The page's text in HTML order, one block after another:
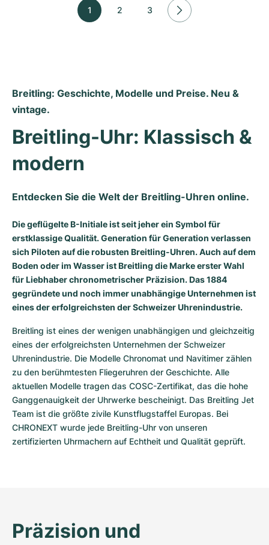
1 2 3
Breitling: Geschichte, Modelle und Preise. Neu &
vintage.
Breitling-Uhr: Klassisch &
modern
Entdecken Sie die Welt der Breitling-Uhren online.
Die geflügelte B-Initiale ist seit jeher ein Symbol für
erstklassige Qualität. Generation für Generation verlassen
sich Piloten auf die robusten Breitling-Uhren. Auch auf dem
Boden oder im Wasser ist Breitling die Marke erster Wahl
für Liebhaber chronometrischer Präzision. Das 1884
gegründete und noch immer unabhängige Unternehmen ist
eines der erfolgreichsten der Schweizer Uhrenindustrie.
Breitling ist eines der wenigen unabhängigen und gleichzeitig
eines der erfolgreichsten Unternehmen der Schweizer
Uhrenindustrie. Die Modelle Chronomat und Navitimer zählen
zu den berühmtesten Fliegeruhren der Geschichte. Alle
aktuellen Modelle tragen das COSC-Zertifikat, das die hohe
Ganggenauigkeit der Uhrwerke bescheinigt. Das Breitling Jet
Team ist die größte zivile Kunstflugstaffel Europas. Bei
CHRONEXT wurde jede Breitling-Uhr von unseren
zertifizierten Uhrmachern auf Echtheit und Qualität geprüft.
Präzision und